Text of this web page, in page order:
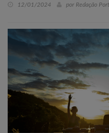
12/01/2024 por Redação